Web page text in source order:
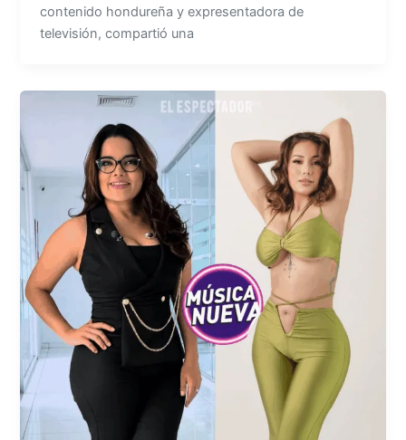
contenido hondureña y expresentadora de
televisión, compartió una